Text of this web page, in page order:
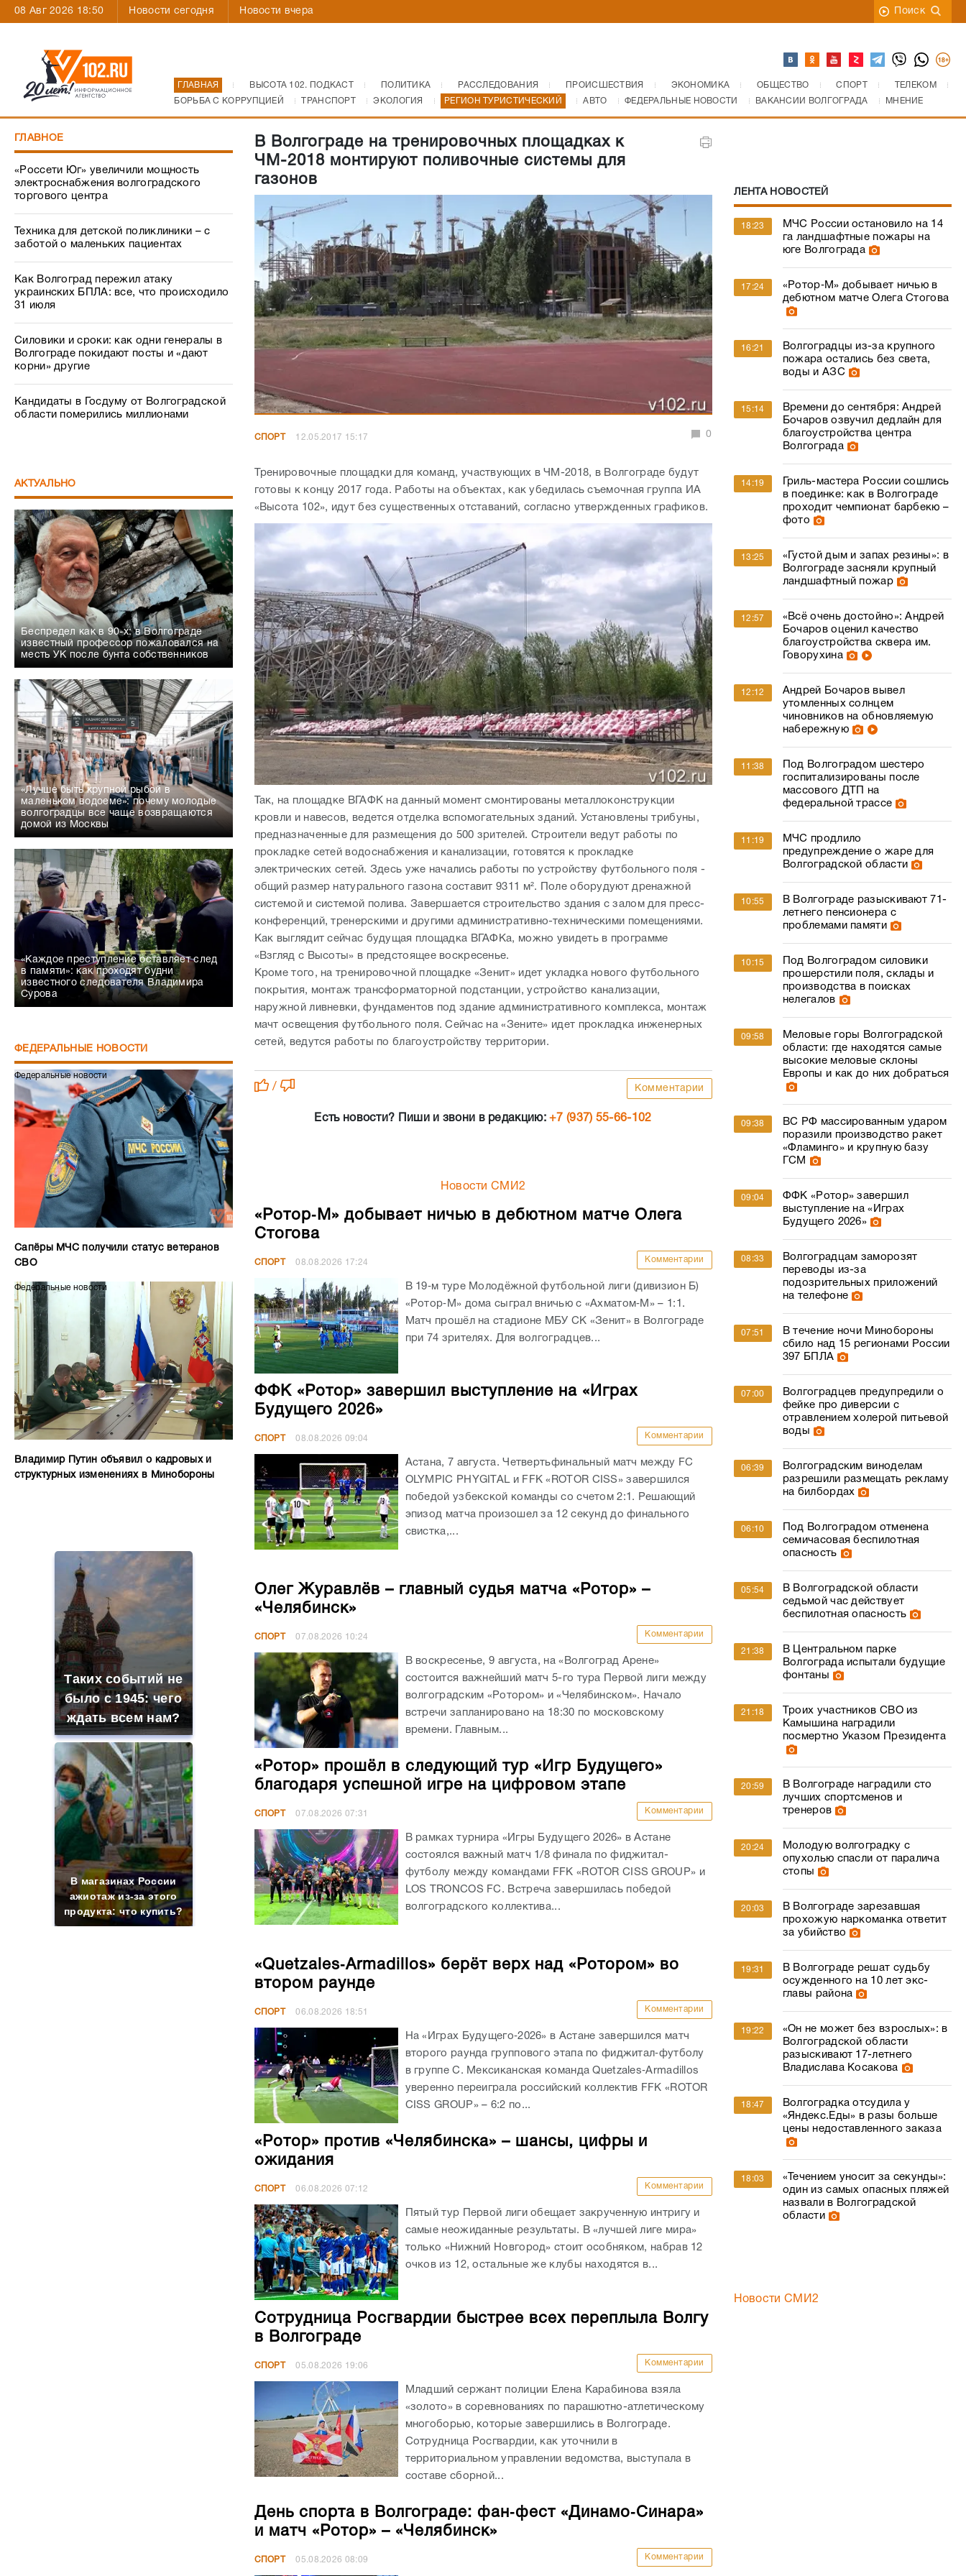
08 Авг 2026 18:50 Новости сегодня Новости вчера Поиск
ГЛАВНАЯ ВЫСОТА 102. ПОДКАСТ ПОЛИТИКА РАССЛЕДОВАНИЯ ПРОИСШЕСТВИЯ ЭКОНОМИКА ОБЩЕСТВО СПОРТ
ТЕЛЕКОМ
БОРЬБА С КОРРУПЦИЕЙ
ТРАНСПОРТ ЭКОЛОГИЯ РЕГИОН ТУРИСТИЧЕСКИЙ АВТО ФЕДЕРАЛЬНЫЕ НОВОСТИ ВАКАНСИИ ВОЛГОГРАДА МНЕНИЕ
ГЛАВНОЕ
«Россети Юг» увеличили мощность
электроснабжения волгоградского
торгового центра
Техника для детской поликлиники – с
заботой о маленьких пациентах
Как Волгоград пережил атаку
украинских БПЛА: все, что происходило
31 июля
Силовики и сроки: как одни генералы в
Волгограде покидают посты и «дают
корни» другие
Кандидаты в Госдуму от Волгоградской
области померились миллионами
АКТУАЛЬНО
Беспредел как в 90-х: в Волгограде
известный профессор пожаловался на
месть УК после бунта собственников
«Лучше быть крупной рыбой в
маленьком водоеме»: почему молодые
волгоградцы все чаще возвращаются
домой из Москвы
«Каждое преступление оставляет след
в памяти»: как проходят будни
известного следователя Владимира
Сурова
ФЕДЕРАЛЬНЫЕ НОВОСТИ
Федеральные новости
Сапёры МЧС получили статус ветеранов
СВО
Федеральные новости
Владимир Путин объявил о кадровых и
структурных изменениях в Минобороны
Таких событий не
было с 1945: чего
ждать всем нам?
В магазинах России
ажиотаж из-за этого
продукта: что купить?
В Волгограде на тренировочных площадках к
ЧМ-2018 монтируют поливочные системы для
газонов
СПОРТ 12.05.2017 15:17 0
Тренировочные площадки для команд, участвующих в ЧМ-2018, в Волгограде будут
готовы к концу 2017 года. Работы на объектах, как убедилась съемочная группа ИА
«Высота 102», идут без существенных отставаний, согласно утвержденных графиков.
Так, на площадке ВГАФК на данный момент смонтированы металлоконструкции
кровли и навесов, ведется отделка вспомогательных зданий. Установлены трибуны,
предназначенные для размещения до 500 зрителей. Строители ведут работы по
прокладке сетей водоснабжения и канализации, готовятся к прокладке
электрических сетей. Здесь уже начались работы по устройству футбольного поля -
общий размер натурального газона составит 9311 м². Поле оборудуют дренажной
системой и системой полива. Завершается строительство здания с залом для пресс-
конференций, тренерскими и другими административно-техническими помещениями.
Как выглядит сейчас будущая площадка ВГАФКа, можно увидеть в программе
«Взгляд с Высоты» в предстоящее воскресенье.
Кроме того, на тренировочной площадке «Зенит» идет укладка нового футбольного
покрытия, монтаж трансформаторной подстанции, устройство канализации,
наружной ливневки, фундаментов под здание административного комплекса, монтаж
мачт освещения футбольного поля. Сейчас на «Зените» идет прокладка инженерных
сетей, ведутся работы по благоустройству территории.
/ Комментарии
Есть новости? Пиши и звони в редакцию:+7 (937) 55-66-102
Новости СМИ2
«Ротор‑М» добывает ничью в дебютном матче Олега
Стогова
СПОРТ 08.08.2026 17:24 Комментарии
В 19‑м туре Молодёжной футбольной лиги (дивизион Б)
«Ротор‑М» дома сыграл вничью с «Ахматом‑М» – 1:1.
Матч прошёл на стадионе МБУ СК «Зенит» в Волгограде
при 74 зрителях. Для волгоградцев...
ФФК «Ротор» завершил выступление на «Играх
Будущего 2026»
СПОРТ 08.08.2026 09:04 Комментарии
Астана, 7 августа. Четвертьфинальный матч между FC
OLYMPIC PHYGITAL и FFK «ROTOR CISS» завершился
победой узбекской команды со счетом 2:1. Решающий
эпизод матча произошел за 12 секунд до финального
свистка,...
Олег Журавлёв – главный судья матча «Ротор» –
«Челябинск»
СПОРТ 07.08.2026 10:24 Комментарии
В воскресенье, 9 августа, на «Волгоград Арене»
состоится важнейший матч 5-го тура Первой лиги между
волгоградским «Ротором» и «Челябинском». Начало
встречи запланировано на 18:30 по московскому
времени. Главным...
«Ротор» прошёл в следующий тур «Игр Будущего»
благодаря успешной игре на цифровом этапе
СПОРТ 07.08.2026 07:31 Комментарии
В рамках турнира «Игры Будущего 2026» в Астане
состоялся важный матч 1/8 финала по фиджитал-
футболу между командами FFK «ROTOR CISS GROUP» и
LOS TRONCOS FC. Встреча завершилась победой
волгоградского коллектива...
«Quetzales‑Armadillos» берёт верх над «Ротором» во
втором раунде
СПОРТ 06.08.2026 18:51 Комментарии
На «Играх Будущего‑2026» в Астане завершился матч
второго раунда группового этапа по фиджитал‑футболу
в группе C. Мексиканская команда Quetzales‑Armadillos
уверенно переиграла российский коллектив FFK «ROTOR
CISS GROUP» – 6:2 по...
«Ротор» против «Челябинска» – шансы, цифры и
ожидания
СПОРТ 06.08.2026 07:12 Комментарии
Пятый тур Первой лиги обещает закрученную интригу и
самые неожиданные результаты. В «лучшей лиге мира»
только «Нижний Новгород» стоит особняком, набрав 12
очков из 12, остальные же клубы находятся в...
Сотрудница Росгвардии быстрее всех переплыла Волгу
в Волгограде
СПОРТ 05.08.2026 19:06 Комментарии
Младший сержант полиции Елена Карабинова взяла
«золото» в соревнованиях по парашютно-атлетическому
многоборью, которые завершились в Волгограде.
Сотрудница Росгвардии, как уточнили в
территориальном управлении ведомства, выступала в
составе сборной...
День спорта в Волгограде: фан‑фест «Динамо‑Синара»
и матч «Ротор» – «Челябинск»
СПОРТ 05.08.2026 08:09 Комментарии
ЛЕНТА НОВОСТЕЙ
18:23
МЧС России остановило на 14
га ландшафтные пожары на
юге Волгограда
17:24
«Ротор‑М» добывает ничью в
дебютном матче Олега Стогова
16:21
Волгоградцы из-за крупного
пожара остались без света,
воды и АЗС
15:14
Времени до сентября: Андрей
Бочаров озвучил дедлайн для
благоустройства центра
Волгограда
14:19
Гриль-мастера России сошлись
в поединке: как в Волгограде
проходит чемпионат барбекю –
фото
13:25
«Густой дым и запах резины»: в
Волгограде засняли крупный
ландшафтный пожар
12:57
«Всё очень достойно»: Андрей
Бочаров оценил качество
благоустройства сквера им.
Говорухина
12:12
Андрей Бочаров вывел
утомленных солнцем
чиновников на обновляемую
набережную
11:38
Под Волгоградом шестеро
госпитализированы после
массового ДТП на
федеральной трассе
11:19
МЧС продлило
предупреждение о жаре для
Волгоградской области
10:55
В Волгограде разыскивают 71-
летнего пенсионера с
проблемами памяти
10:15
Под Волгоградом силовики
прошерстили поля, склады и
производства в поисках
нелегалов
09:58
Меловые горы Волгоградской
области: где находятся самые
высокие меловые склоны
Европы и как до них добраться
09:38
ВС РФ массированным ударом
поразили производство ракет
«Фламинго» и крупную базу
ГСМ
09:04
ФФК «Ротор» завершил
выступление на «Играх
Будущего 2026»
08:33
Волгоградцам заморозят
переводы из-за
подозрительных приложений
на телефоне
07:51
В течение ночи Минобороны
сбило над 15 регионами России
397 БПЛА
07:00
Волгоградцев предупредили о
фейке про диверсии с
отравлением холерой питьевой
воды
06:39
Волгоградским виноделам
разрешили размещать рекламу
на билбордах
06:10
Под Волгоградом отменена
семичасовая беспилотная
опасность
05:54
В Волгоградской области
седьмой час действует
беспилотная опасность
21:38
В Центральном парке
Волгограда испытали будущие
фонтаны
21:18
Троих участников СВО из
Камышина наградили
посмертно Указом Президента
20:59
В Волгограде наградили сто
лучших спортсменов и
тренеров
20:24
Молодую волгоградку с
опухолью спасли от паралича
стопы
20:03
В Волгограде зарезавшая
прохожую наркоманка ответит
за убийство
19:31
В Волгограде решат судьбу
осужденного на 10 лет экс-
главы района
19:22
«Он не может без взрослых»: в
Волгоградской области
разыскивают 17-летнего
Владислава Косакова
18:47
Волгоградка отсудила у
«Яндекс.Еды» в разы больше
цены недоставленного заказа
18:03
«Течением уносит за секунды»:
один из самых опасных пляжей
назвали в Волгоградской
области
Новости СМИ2